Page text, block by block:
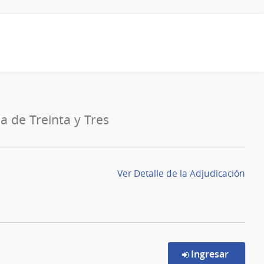
de Treinta y Tres
Ver Detalle de la Adjudicación
Ingresar